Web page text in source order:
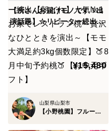
で
【コク】【芳醇な香り】
【硬め食感】【高糖度】
など全て長所で悪い所が見
こういった品種は100年に
【所さんお届けモノです！出
演話題】☆リピーター続出
【朝どれ】人気№1お家でレ
ストラン桃～贅沢なひととき
を演出～【モモ大満足約3kg
個数限定】🍑8月中旬予約桃
🍑【お中元ギフト】
¥15,480
山梨県山梨市
【小野桃園】フルーツ王国山梨ブランド